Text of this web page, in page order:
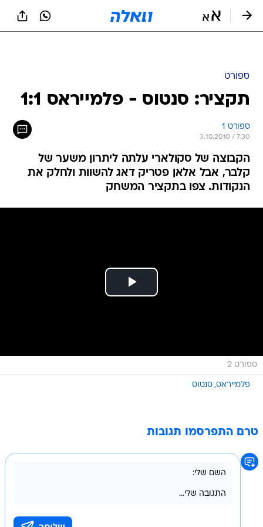
ספורט
תקציר: סנטוס - פלמייראס 1:1
ספורט 1
3.10.2010 / 7:30
הקבוצה של סקולארי עלתה ליתרון משער של
קלבר, אבל אלאן פטריק דאג להשוות ולחלק את
הנקודות. צפו בתקציר המשחק
ספורט 2
פלמייראס סנטוס
טרם התפרסמו תגובות